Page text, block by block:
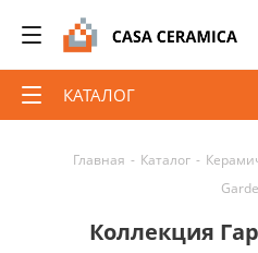
КАТАЛОГ
Главная - Каталог -
Коллекция